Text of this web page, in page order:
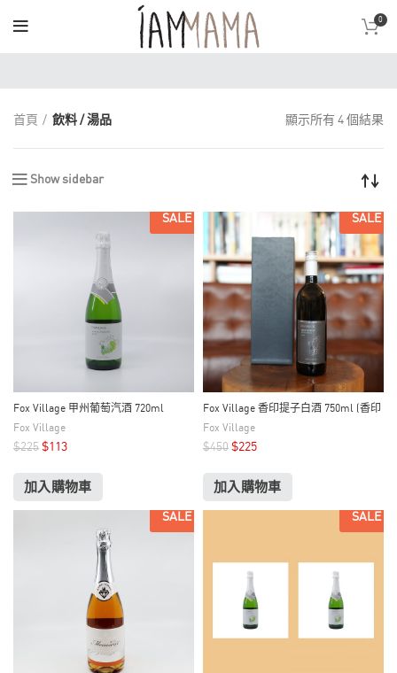
0
首頁 飲料 / 湯品 顯示所有 4 個結果
Show sidebar
SALE
Fox Village 甲州葡萄汽酒 720ml
Fox Village
$225 $113
加入購物車
SALE
Fox Village 香印提子白酒 750ml (香印
葡萄)
Fox Village
$450 $225
加入購物車
SALE SALE